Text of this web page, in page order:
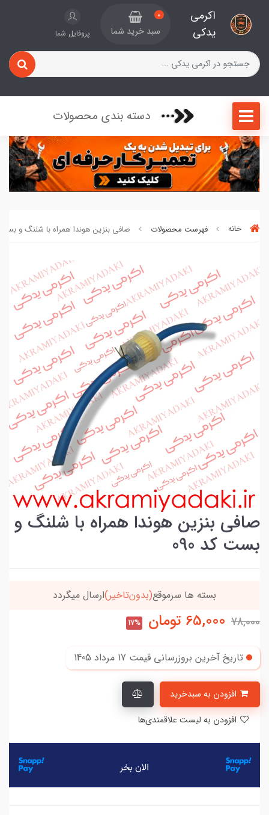
اکرمی
یدکی
0
سبد خرید شما پروفایل شما
دسته بندی محصولات
خانه فهرست محصولات صافی بنزین هوندا همراه با شلنگ و بست
صافی بنزین هوندا همراه با شلنگ و
بست کد 090
بسته ها سرموقع(بدون‌تاخیر)ارسال میگردد
78,000
65,000 تومان 17%
تاریخ آخرین بروزرسانی قیمت 17 مرداد 1405